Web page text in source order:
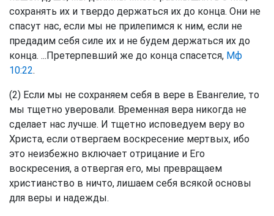
сохранять их и твердо держаться их до конца. Они не
спасут нас, если мы не прилепимся к ним, если не
предадим себя силе их и не будем держаться их до
конца. ...Претерпевший же до конца спасется, Мф
10:22.
(2) Если мы не сохраняем себя в вере в Евангелие, то
мы тщетно уверовали. Временная вера никогда не
сделает нас лучше. И тщетно исповедуем веру во
Христа, если отвергаем воскресение мертвых, ибо
это неизбежно включает отрицание и Его
воскресения, а отвергая его, мы превращаем
христианство в ничто, лишаем себя всякой основы
для веры и надежды.